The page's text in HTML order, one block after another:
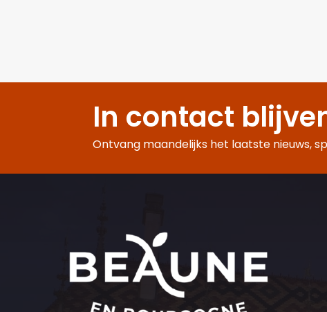
In contact
Ontvang maandelijks het laatste nieuws,